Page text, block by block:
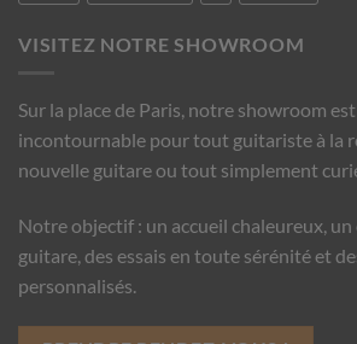
VISITEZ NOTRE SHOWROOM
Sur la place de Paris, notre showroom
incontournable pour tout guitariste à la
nouvelle guitare ou tout simplement
Notre objectif : un accueil chaleureux, un
guitare, des essais en toute sérénité et
personnalisés.